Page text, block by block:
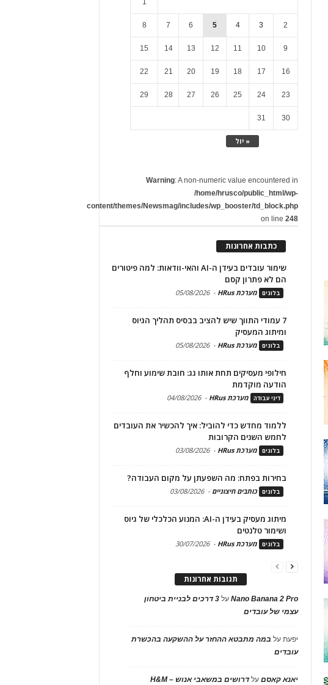
« יול
2
3
4
5
6
7
8
9
10
11
12
13
14
15
16
17
18
19
20
21
22
23
24
25
26
27
28
29
30
31
Warning: A non-numeric value encountered in
/home/hrusco/public_html/wp-
content/themes/Newsmag/includes/wp_booster/td_block.php
on line248
כתבות אחרונות
שימור עובדים בעידן ה-AI והאי-וודאות: למה פיטורים
הם לא פתרון קסם
בלוגים מערכת HRus -
05/08/2026
7 עמודי התווך שיש להציב בבסיס תהליך הגיוס
ומיתוג המעסיק
בלוגים מערכת HRus -
05/08/2026
חילופי מעסיקים תחת אותו גג: חובת שימוע וחלף
הודעה מוקדמת
דיני עבודה מערכת HRus -
04/08/2026
ללמוד מחדש כדי להוביל: איך להכשיר את העובדים
לחמש השנים הקרובות
בלוגים מערכת HRus -
03/08/2026
בחירות בפתח: מה השפעתן על מקום העבודה?
בלוגים כותבים חיצוניים -
03/08/2026
מיתוג מעסיק בעידן ה-AI: המנוע הכלכלי של גיוס
ושימור טלנטים
בלוגים מערכת HRus -
30/07/2026
תגובות אחרונות
Nano Banana 2 Proעל
3 דרכים לבניית ביטחון
עצמי של עובדים
יפעתעל במה מתבטא ההחזר על ההשקעה בהכשרת
עובדים
יאנא קאסםעלדרושים במשאבי אנוש – H&M